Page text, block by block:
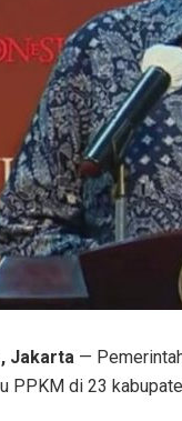
Jakarta —
PPKM di 23